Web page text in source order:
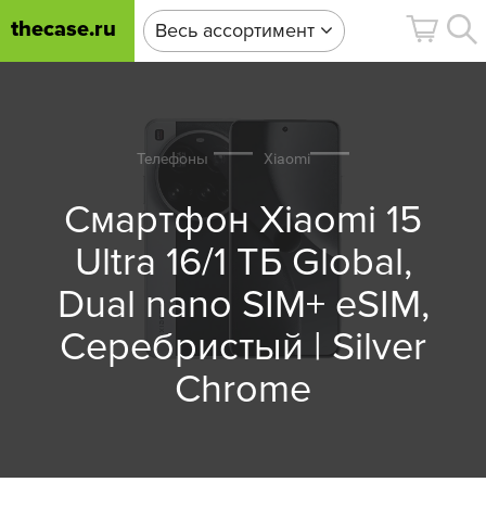
thecase.ru Весь ассортимент
Телефоны Xiaomi
Смартфон Xiaomi 15
Ultra 16/1 ТБ Global,
Dual nano SIM+ eSIM,
Серебристый | Silver
Chrome